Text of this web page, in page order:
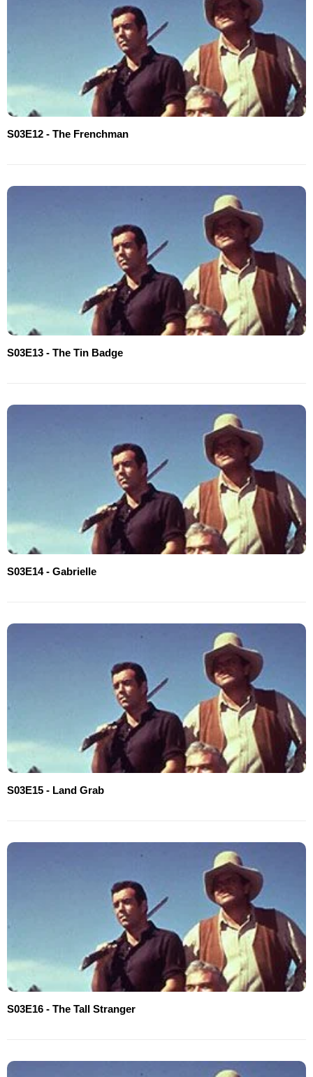
S03E12 - The Frenchman
S03E13 - The Tin Badge
S03E14 - Gabrielle
S03E15 - Land Grab
S03E16 - The Tall Stranger